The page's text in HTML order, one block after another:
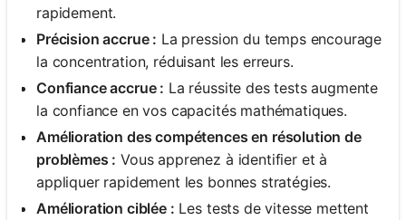
rapidement.
Précision accrue : La pression du temps encourage
la concentration, réduisant les erreurs.
Confiance accrue : La réussite des tests augmente
la confiance en vos capacités mathématiques.
Amélioration des compétences en résolution de
problèmes : Vous apprenez à identifier et à
appliquer rapidement les bonnes stratégies.
Amélioration ciblée : Les tests de vitesse mettent